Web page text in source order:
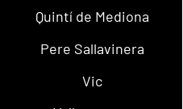
Quintí de Mediona
Pere Sallavinera
Vic